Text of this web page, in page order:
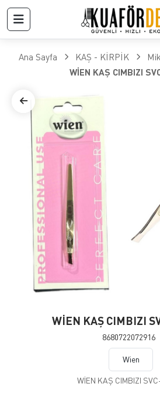
Ana Sayfa KAŞ - KİRPİK
WİEN KAŞ CIMBIZI
WİEN KAŞ CIMBIZI
8680722072916
Wien
WİEN KAŞ CIMBIZI